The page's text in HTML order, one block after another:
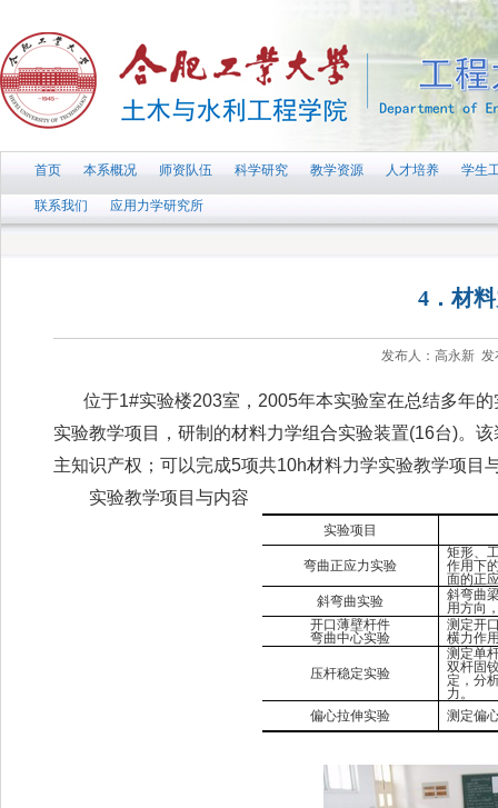
首页 本系概况 师资队伍 科学研究 教学资源 人才培养 学生
联系我们 应用力学研究所
4．材
发布人：高永新
位于1#实验楼203室， 2005年本实验室在总结多年
实验教学项目，研制的材料力学组合实验装置(16台)。
主知识产权；可以完成5项共10h材料力学实验教学项目
实验教学项目与内容
实验项目
弯曲正应力实验
矩形、
作用下
面的正
斜弯曲实验
斜弯曲
用方向
开口薄壁杆件
弯曲中心实验
测定开
横力作
压杆稳定实验
测定单
双杆固
定，分
力。
偏心拉伸实验
测定偏